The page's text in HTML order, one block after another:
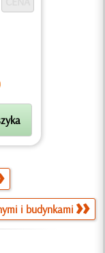
i budynkami